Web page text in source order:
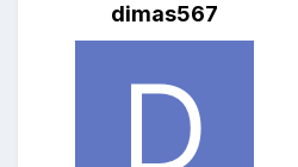
dimas567